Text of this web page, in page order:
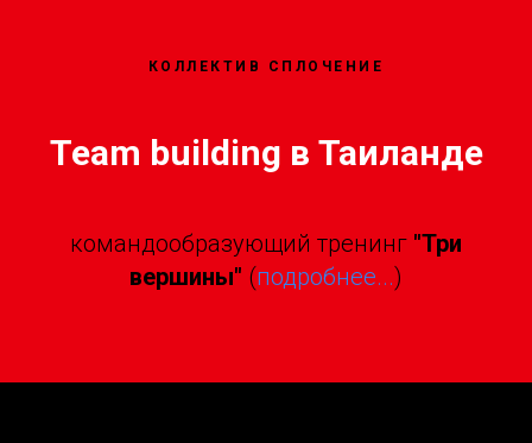
КОЛЛЕКТИВ СПЛОЧЕНИЕ
Team building в Таиланде
командообразующий тренинг "Три
вершины" (подробнее...)